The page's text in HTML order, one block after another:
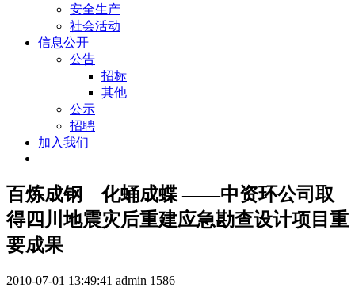
安全生产
社会活动
信息公开
公告
招标
其他
公示
招聘
加入我们
百炼成钢 化蛹成蝶 ——中资环公司取
得四川地震灾后重建应急勘查设计项目重
要成果
2010-07-01 13:49:41 admin 1586